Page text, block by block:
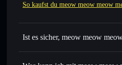
So kaufst du meow meow meow
Ist es sicher, meow meow
meow meow meow meow